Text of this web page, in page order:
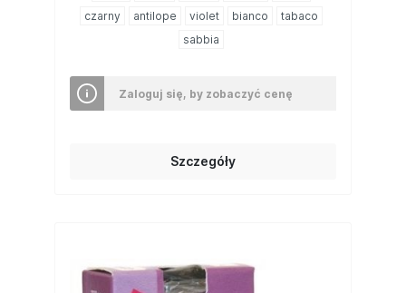
czarny
antilope violet bianco
tabaco
sabbia
Zaloguj się, by zobaczyć cenę
Szczegóły